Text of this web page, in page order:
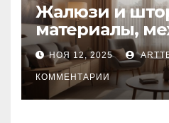
Жалюзи и
материалы,
управления и
НОЯ 12, 2025
КОММЕНТАРИИ